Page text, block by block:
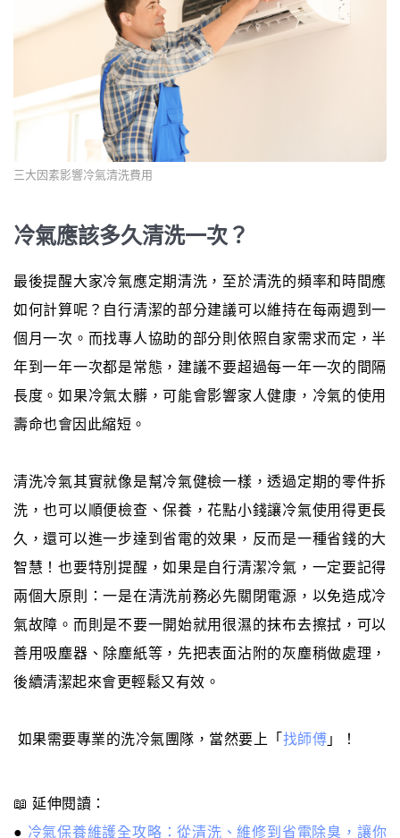
三大因素影響冷氣清洗費用
冷氣應該多久清洗一次？
最後提醒大家冷氣應定期清洗，至於清洗的頻率和時間應
如何計算呢？自行清潔的部分建議可以維持在每兩週到一
個月一次。而找專人協助的部分則依照自家需求而定，半
年到一年一次都是常態，建議不要超過每一年一次的間隔
長度。如果冷氣太髒，可能會影響家人健康，冷氣的使用
壽命也會因此縮短。
清洗冷氣其實就像是幫冷氣健檢一樣，透過定期的零件拆
洗，也可以順便檢查、保養，花點小錢讓冷氣使用得更長
久，還可以進一步達到省電的效果，反而是一種省錢的大
智慧！也要特別提醒，如果是自行清潔冷氣，一定要記得
兩個大原則：一是在清洗前務必先關閉電源，以免造成冷
氣故障。而則是不要一開始就用很濕的抹布去擦拭，可以
善用吸塵器、除塵紙等，先把表面沾附的灰塵稍做處理，
後續清潔起來會更輕鬆又有效。
如果需要專業的洗冷氣團隊，當然要上「 找師傅 」！
📖 延伸閱讀：
● 冷氣保養維護全攻略：從清洗、維修到省電除臭，讓你